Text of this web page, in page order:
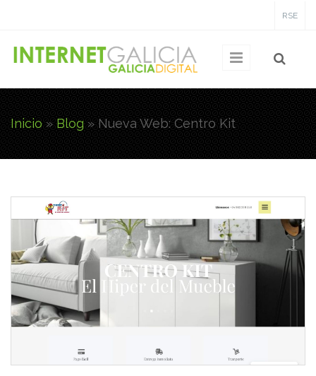
RSE
Usted está aquí
Inicio » Blog » Nueva Web: Centro Kit